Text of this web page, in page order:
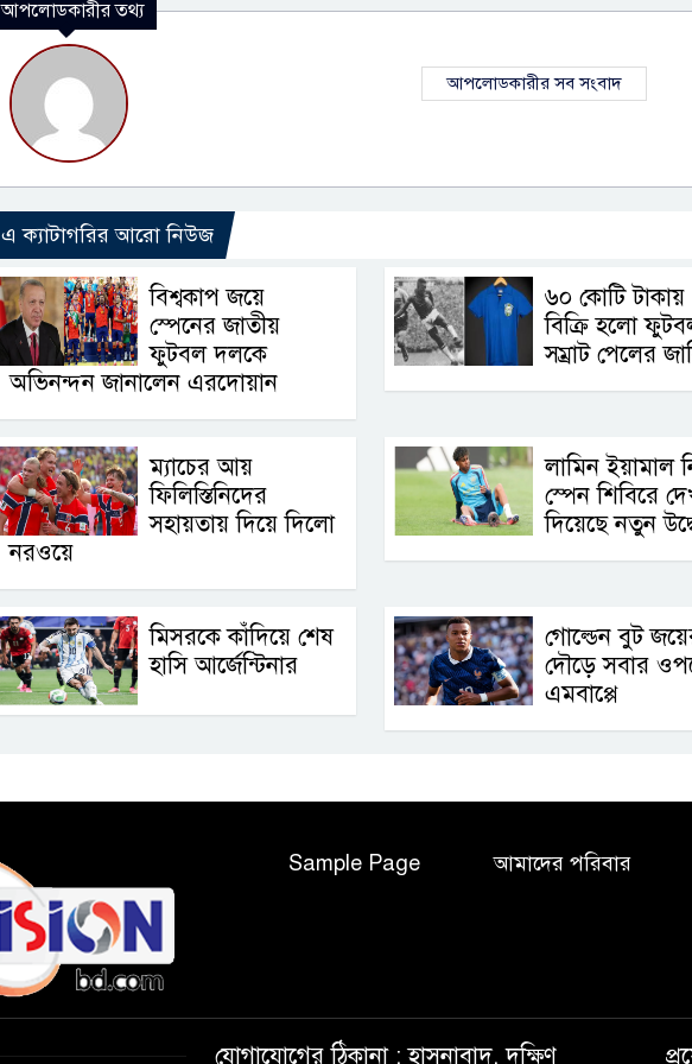
আপলোডকারীর তথ্য
আপলোডকারীর সব সংবাদ
এ ক্যাটাগরির আরো নিউজ
বিশ্বকাপ জয়ে
স্পেনের জাতীয়
ফুটবল দলকে
অভিনন্দন জানালেন এরদোয়ান
৬০ কোটি টাকায়
বিক্রি হলো
সম্রাট পেলের
ম্যাচের আয়
ফিলিস্তিনিদের
সহায়তায় দিয়ে দিলো
নরওয়ে
লামিন ইয়ামাল
স্পেন শিবিরে
দিয়েছে নতুন
মিসরকে কাঁদিয়ে শেষ
হাসি আর্জেন্টিনার
গোল্ডেন বুট
দৌড়ে সবার
এমবাপ্পে
Sample Page আমাদের পরিবার
যোগাযোগের ঠিকানা : হাসনাবাদ, দক্ষিণ